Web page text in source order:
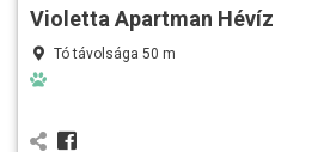
Violetta Apartman Hévíz
Tó távolsága 50 m